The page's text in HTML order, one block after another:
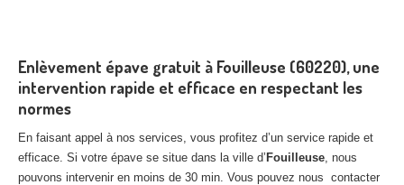
Enlèvement épave gratuit à Fouilleuse (60220), une
intervention rapide et efficace en respectant les
normes
En faisant appel à nos services, vous profitez d’un service rapide et
efficace. Si votre épave se situe dans la ville d’ Fouilleuse, nous
pouvons intervenir en moins de 30 min. Vous pouvez nous contacter